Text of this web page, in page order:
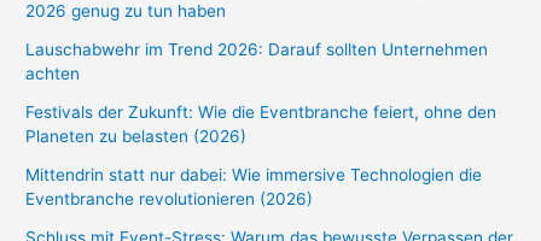
2026 genug zu tun haben
Lauschabwehr im Trend 2026: Darauf sollten Unternehmen
achten
Festivals der Zukunft: Wie die Eventbranche feiert, ohne den
Planeten zu belasten (2026)
Mittendrin statt nur dabei: Wie immersive Technologien die
Eventbranche revolutionieren (2026)